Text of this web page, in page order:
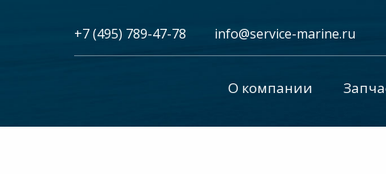
+7 (495) 789-47-78 info@service-marine.ru​​
О компании